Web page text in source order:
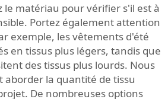
le matériau pour vérifier s'il est à
Portez également attention
exemple, les vêtements d'été
en tissus plus légers, tandis que
des tissus plus lourds. Nous
aborder la quantité de tissu
De nombreuses options